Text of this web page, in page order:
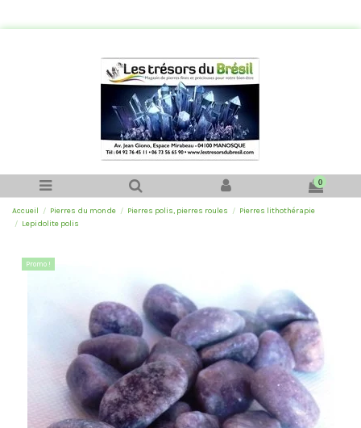
0
Accueil Pierres du monde Pierres polis, pierres roules
Pierres lithothérapie
Lepidolite polis
Promo !